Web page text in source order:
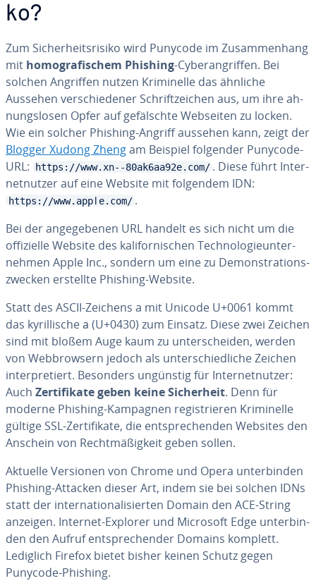
ko?
Zum Si­cher­heits­ri­si­ko wird Punycode im Zu­sam­men­hang
mit ho­mo­gra­fi­schem Phishing-Cy­ber­an­grif­fen. Bei
solchen Angriffen nutzen Kri­mi­nel­le das ähnliche
Aussehen ver­schie­de­ner Schrift­zei­chen aus, um ihre ah­
nungs­lo­sen Opfer auf ge­fälsch­te Webseiten zu locken.
Wie ein solcher Phishing-Angriff aussehen kann, zeigt der
Blogger Xudong Zhengam Beispiel folgender Punycode-
URL:
https://www.xn--80ak6aa92e.com/ . Diese führt In­ter­
net­nut­zer auf eine Website mit folgendem IDN:
https://www.аррӏе.com/ .
Bei der an­ge­ge­be­nen URL handelt es sich nicht um die
of­fi­zi­el­le Website des ka­li­for­ni­schen Tech­no­lo­gie­un­ter­
neh­men Apple Inc., sondern um eine zu De­mons­tra­ti­ons­
zwe­cken erstellte Phishing-Website.
Statt des ASCII-Zeichens a mit Unicode U+0061 kommt
das ky­ril­li­sche а (U+0430) zum Einsatz. Diese zwei Zeichen
sind mit bloßem Auge kaum zu un­ter­schei­den, werden
von Web­brow­sern jedoch als un­ter­schied­li­che Zeichen
in­ter­pre­tiert. Besonders ungünstig für In­ter­net­nut­zer:
Auch Zer­ti­fi­ka­te geben keine Si­cher­heit. Denn für
moderne Phishing-Kampagnen re­gis­trie­ren Kri­mi­nel­le
gültige SSL-Zer­ti­fi­ka­te, die ent­spre­chen­den Websites den
Anschein von Recht­mä­ßig­keit geben sollen.
Aktuelle Versionen von Chrome und Opera un­ter­bin­den
Phishing-Attacken dieser Art, indem sie bei solchen IDNs
statt der in­ter­na­tio­na­li­sier­ten Domain den ACE-String
anzeigen. Internet-Explorer und Microsoft Edge un­ter­bin­
den den Aufruf ent­spre­chen­der Domains komplett.
Lediglich Firefox bietet bisher keinen Schutz gegen
Punycode-Phishing.